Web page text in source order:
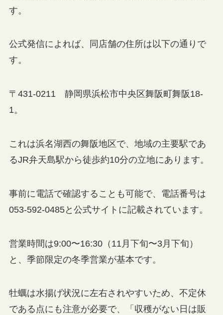
す。
公式発信によれば、同店舗の住所は以下の通りで
す。
〒431-0211 静岡県浜松市中央区舞阪町舞阪18-
1。
これは浜名湖西の舞阪地区で、地域の主要駅であ
るJR弁天島駅から徒歩約10分の立地にあります。
事前に電話で確認することも可能で、電話番号は
053-592-0485と公式サイトに記載されています。
営業時間は9:00〜16:30（11月下旬〜3月下旬）
と、季節限定の冬季営業が基本です。
牡蠣は水揚げ状況に左右されやすいため、不定休
である点にも注意が必要で、「収穫がない日は販